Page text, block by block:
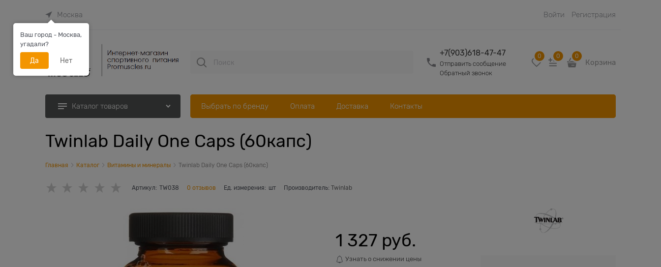
Москва Войти Регистрация
+7(903)618-47-47
Отправить сообщение
Обратный звонок
0 0 0
Корзина
Каталог товаров Выбрать по бренду Оплата Доставка Контакты
Twinlab Daily One Caps (60капс)
Главная Каталог Витамины и минералы Twinlab Daily One Caps (60капс)
Артикул: TW038 0 отзывов Ед. измерения: шт Производитель: Twinlab
1 327 руб.
Узнать о снижении цены
Ваш город - Москва,
угадали?
Да Нет